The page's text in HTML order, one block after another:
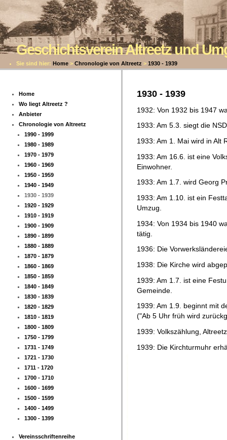
Geschichtsverein Altreetz und
Sie sind hier: Home > Chronologie von Altreetz > 1930 - 1939
Home
Wo liegt Altreetz ?
Anbieter
Chronologie von Altreetz
1990 - 1999
1980 - 1989
1970 - 1979
1960 - 1969
1950 - 1959
1940 - 1949
1930 - 1939
1920 - 1929
1910 - 1919
1900 - 1909
1890 - 1899
1880 - 1889
1870 - 1879
1860 - 1869
1850 - 1859
1840 - 1849
1830 - 1839
1820 - 1829
1810 - 1819
1800 - 1809
1750 - 1799
1731 - 1749
1721 - 1730
1711 - 1720
1700 - 1710
1600 - 1699
1500 - 1599
1400 - 1499
1300 - 1399
Vereinsschriftenreihe
1930 - 1939
1932: Von 1932 bis 1947
1933: Am 5.3. siegt die
1933: Am 1. Mai wird in Alt
1933: Am 16.6. ist eine
Einwohner.
1933: Am 1.7. wird Georg
1933: Am 1.10. ist ein
Umzug.
1934: Von 1934 bis 1940
tätig.
1936: Die
1938: Die Kirche wird
1939: Am 1.7. ist eine
Gemeinde.
1939: Am 1.9. beginnt mit
("Ab 5 Uhr früh wird
1939: Volkszählung,
1939: Die Kirchturmuhr